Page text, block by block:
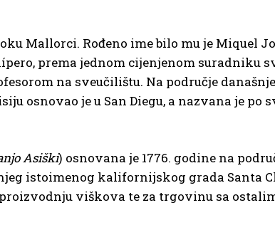
Mallorci. Rođeno ime bilo mu je Miquel
prema jednom cijenjenom suradniku
na sveučilištu. Na područje
osnovao je u San Diegu, a nazvana je po
Asiški) osnovana je 1776. godine na
istoimenog kalifornijskog grada Santa
viškova te za trgovinu sa